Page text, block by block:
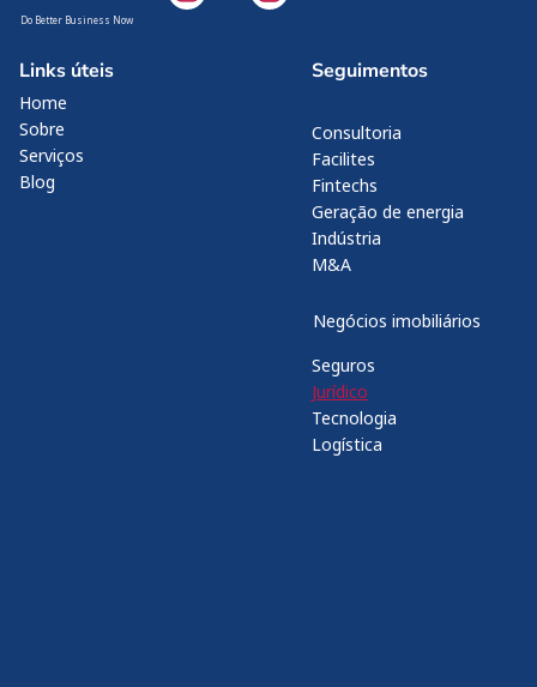
Do Better Business Now
Seguimentos
Consultoria
Facilites
Fintechs
Geração de energia
Indústria
M&A
Negócios imobiliários
Seguros
Jurídico
Tecnologia
Logística
Links úteis
Home
Sobre
Serviços
Blog